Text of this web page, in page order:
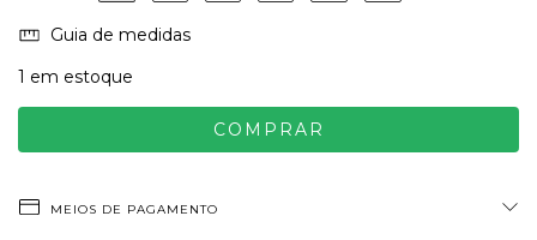
Guia de medidas
1 em estoque
MEIOS DE PAGAMENTO